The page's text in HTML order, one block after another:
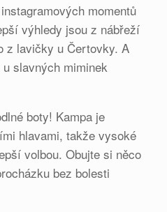
momentů
výhledy jsou z nábřeží
z lavičky u Čertovky. A
slavných miminek
boty! Kampa je
hlavami, takže vysoké
volbou. Obujte si něco
bez bolesti